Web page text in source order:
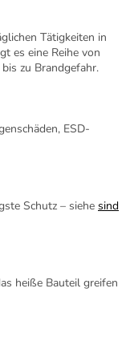
Tätigkeiten in
es eine Reihe von
zu Brandgefahr.
ESD-
Schutz – siehe sind
heiße Bauteil greifen